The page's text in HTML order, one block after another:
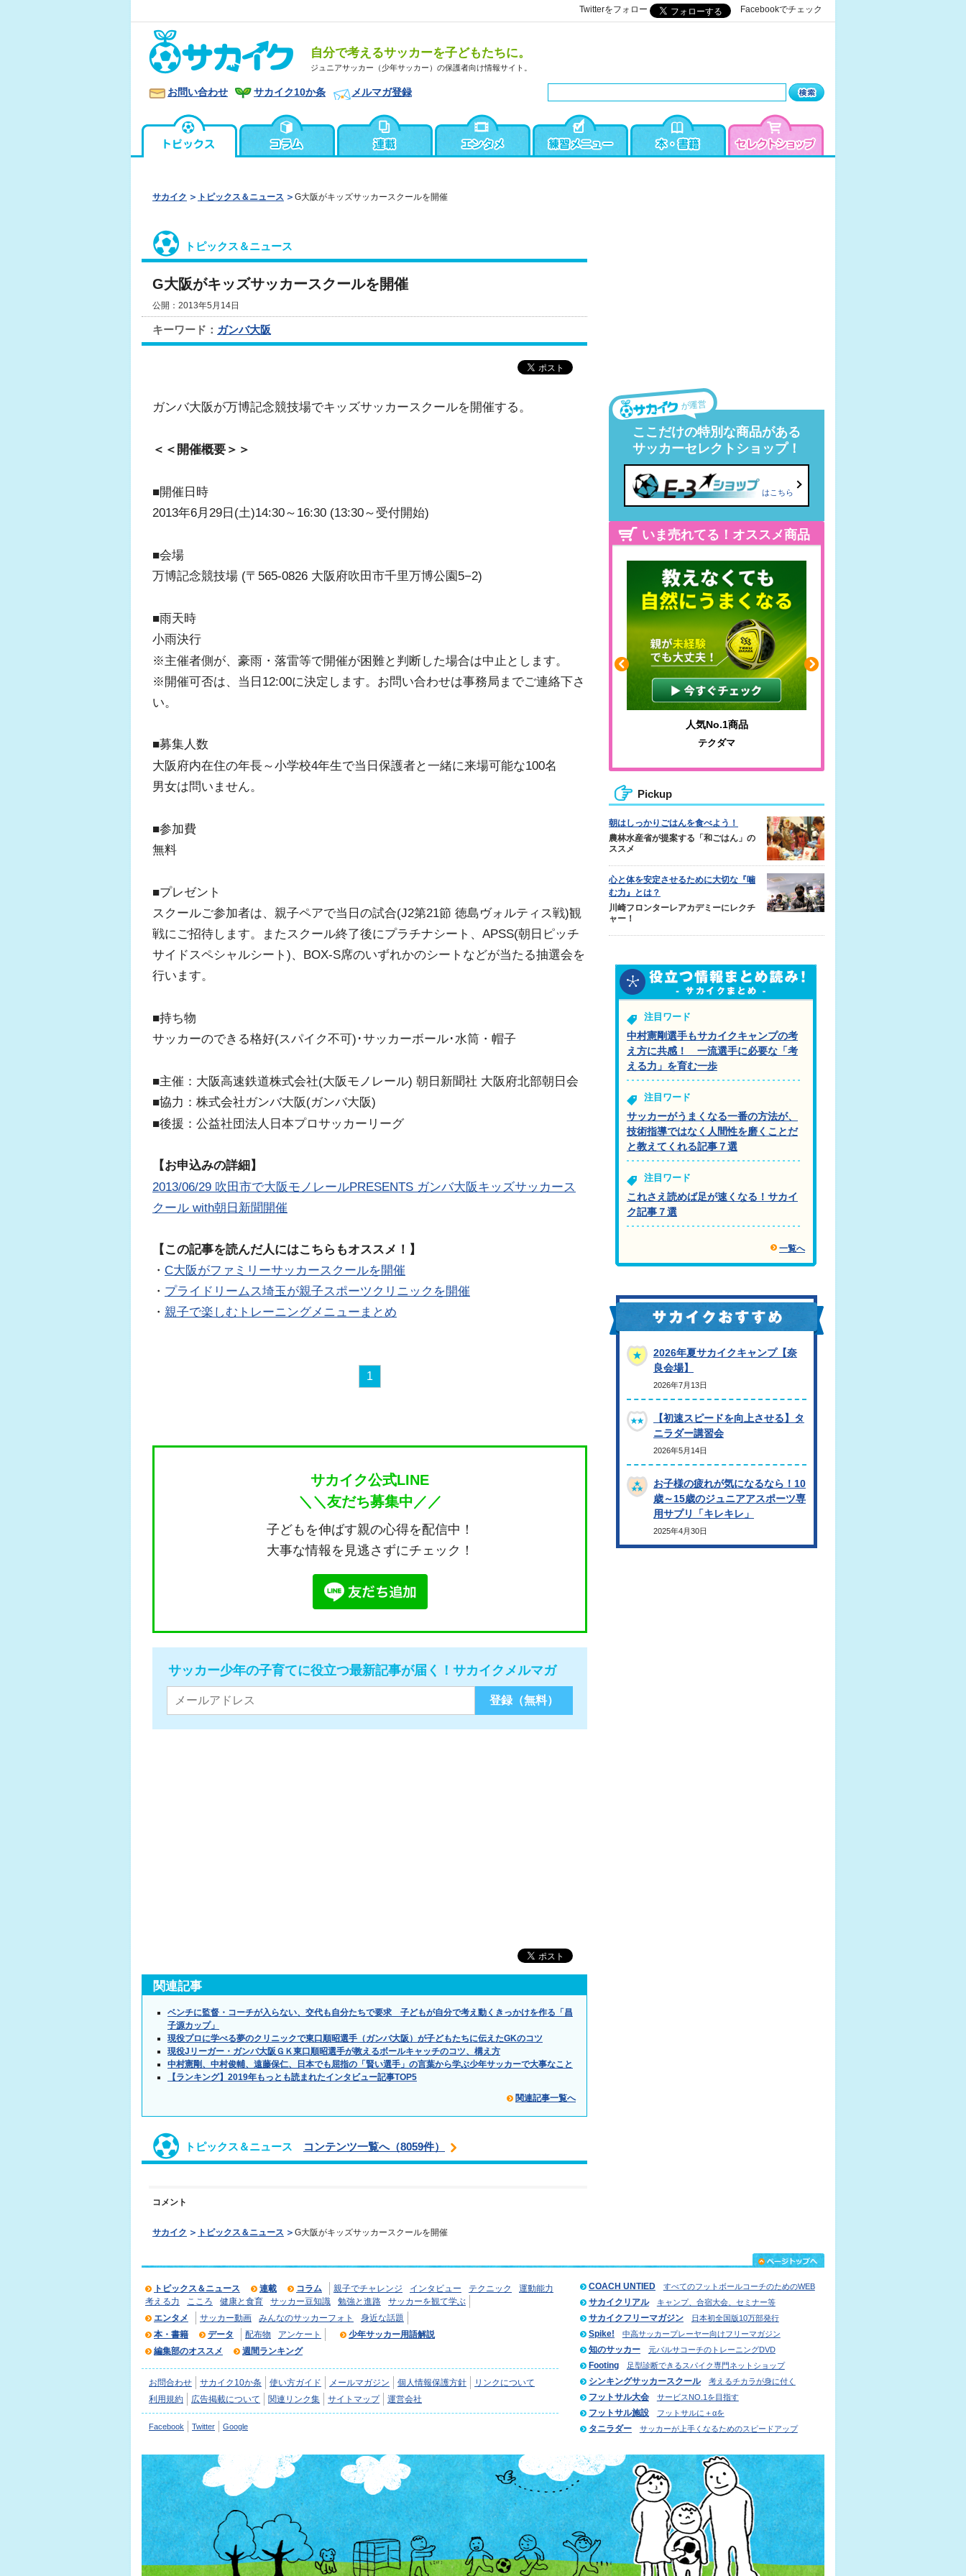
Twitterをフォロー Facebookでチェック
自分で考えるサッカーを子どもたちに。
ジュニアサッカー（少年サッカー）の保護者向け情報サイト。
お問い合わせ サカイク10か条 メルマガ登録
サカイク トピックス＆ニュース G大阪がキッズサッカースクールを開催
トピックス＆ニュース
G大阪がキッズサッカースクールを開催
公開：2013年5月14日
キーワード： ガンバ大阪
ガンバ大阪が万博記念競技場でキッズサッカースクールを開催する。
＜＜開催概要＞＞
■開催日時
2013年6月29日(土)14:30～16:30 (13:30～受付開始)
■会場
万博記念競技場 (〒565-0826 大阪府吹田市千里万博公園5−2)
■雨天時
小雨決行
※主催者側が、豪雨・落雷等で開催が困難と判断した場合は中止とします。
※開催可否は、当日12:00に決定します。お問い合わせは事務局までご連絡下さ
い。
■募集人数
大阪府内在住の年長～小学校4年生で当日保護者と一緒に来場可能な100名
男女は問いません。
■参加費
無料
■プレゼント
スクールご参加者は、親子ペアで当日の試合(J2第21節 徳島ヴォルティス戦)観
戦にご招待します。またスクール終了後にプラチナシート、APSS(朝日ピッチ
サイドスペシャルシート)、BOX-S席のいずれかのシートなどが当たる抽選会を
行います。
■持ち物
サッカーのできる格好(スパイク不可)･サッカーボール･水筒・帽子
■主催：大阪高速鉄道株式会社(大阪モノレール) 朝日新聞社 大阪府北部朝日会
■協力：株式会社ガンバ大阪(ガンバ大阪)
■後援：公益社団法人日本プロサッカーリーグ
【お申込みの詳細】
2013/06/29 吹田市で大阪モノレールPRESENTS ガンバ大阪キッズサッカース
クール with朝日新聞開催
【この記事を読んだ人にはこちらもオススメ！】
・ C大阪がファミリーサッカースクールを開催
・ プライドリームス埼玉が親子スポーツクリニックを開催
・ 親子で楽しむトレーニングメニューまとめ
1
サカイク公式LINE
＼＼友だち募集中／／
子どもを伸ばす親の心得を配信中！
大事な情報を見逃さずにチェック！
サッカー少年の子育てに役立つ最新記事が届く！サカイクメルマガ
関連記事
ベンチに監督・コーチが入らない、交代も自分たちで要求 子どもが自分で考え動くきっかけを作る「昌
子源カップ」
現役プロに学べる夢のクリニックで東口順昭選手（ガンバ大阪）が子どもたちに伝えたGKのコツ
現役Jリーガー・ガンバ大阪ＧＫ東口順昭選手が教えるボールキャッチのコツ、構え方
中村憲剛、中村俊輔、遠藤保仁、日本でも屈指の「賢い選手」の言葉から学ぶ少年サッカーで大事なこと
【ランキング】2019年もっとも読まれたインタビュー記事TOP5
関連記事一覧へ
トピックス＆ニュース コンテンツ一覧へ（8059件）
コメント
サカイク トピックス＆ニュース G大阪がキッズサッカースクールを開催
が運営
ここだけの特別な商品がある
サッカーセレクトショップ！
はこちら
いま売れてる！オススメ商品
人気No.1商品
テクダマ
Pickup
朝はしっかりごはんを食べよう！
農林水産省が提案する「和ごはん」の
ススメ
心と体を安定させるために大切な『噛
む力』とは？
川崎フロンターレアカデミーにレクチ
ャー！
注目ワード
中村憲剛選手もサカイクキャンプの考
え方に共感！ 一流選手に必要な「考
える力」を育む一歩
注目ワード
サッカーがうまくなる一番の方法が、
技術指導ではなく人間性を磨くことだ
と教えてくれる記事７選
注目ワード
これさえ読めば足が速くなる！サカイ
ク記事７選
一覧へ
2026年夏サカイクキャンプ【奈
良会場】
2026年7月13日
【初速スピードを向上させる】タ
ニラダー講習会
2026年5月14日
お子様の疲れが気になるなら！10
歳～15歳のジュニアアスポーツ専
用サプリ「キレキレ」
2025年4月30日
トピックス＆ニュース 連載 コラム 親子でチャレンジ インタビュー テクニック
運動能力
考える力
こころ 健康と食育 サッカー豆知識 勉強と進路
サッカーを観て学ぶ
エンタメ
サッカー動画 みんなのサッカーフォト
身近な話題
本・書籍
データ 配布物 アンケート
少年サッカー用語解説
編集部のオススメ
週間ランキング
お問合わせ サカイク10か条 使い方ガイド メールマガジン 個人情報保護方針
リンクについて
利用規約
広告掲載について 関連リンク集 サイトマップ 運営会社
Facebook Twitter Google
COACH UNTIED すべてのフットボールコーチのためのWEB
サカイクリアル キャンプ、合宿大会、セミナー等
サカイクフリーマガジン 日本初全国版10万部発行
Spike! 中高サッカープレーヤー向けフリーマガジン
知のサッカー 元バルサコーチのトレーニングDVD
Footing 足型診断できるスパイク専門ネットショップ
シンキングサッカースクール 考えるチカラが身に付く
フットサル大会 サービスNO.1を目指す
フットサル施設 フットサルに＋αを
タニラダー サッカーが上手くなるためのスピードアップ